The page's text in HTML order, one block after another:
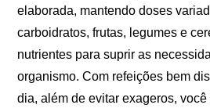
elaborada, mantendo doses
carboidratos, frutas, legumes e
nutrientes para suprir as
organismo. Com refeições bem
dia, além de evitar exageros,